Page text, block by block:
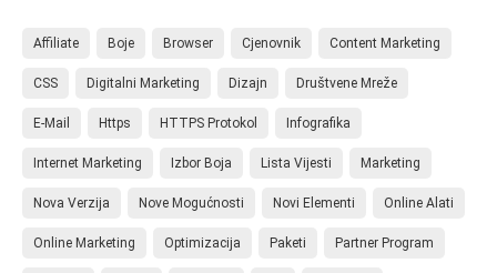
Affiliate Boje Browser Cjenovnik Content Marketing
CSS Digitalni Marketing Dizajn Društvene Mreže
E-Mail Https HTTPS Protokol Infografika
Internet Marketing Izbor Boja Lista Vijesti Marketing
Nova Verzija Nove Mogućnosti Novi Elementi Online Alati
Online Marketing Optimizacija Paketi Partner Program